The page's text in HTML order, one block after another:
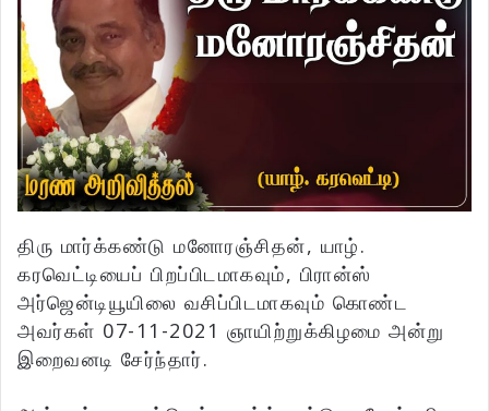
திரு மார்க்கண்டு மனோரஞ்சிதன், யாழ்.
கரவெட்டியைப் பிறப்பிடமாகவும், பிரான்ஸ்
அர்ஜென்டியூயிலை வசிப்பிடமாகவும் கொண்ட
அவர்கள் 07-11-2021 ஞாயிற்றுக்கிழமை அன்று
இறைவனடி சேர்ந்தார்.